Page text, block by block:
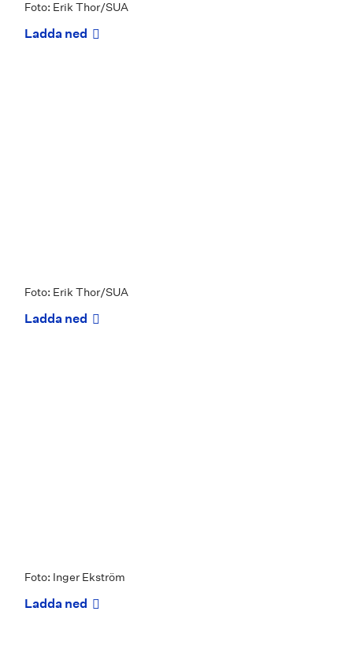
Foto: Erik Thor/SUA
Ladda ned
Foto: Erik Thor/SUA
Ladda ned
Foto: Inger Ekström
Ladda ned